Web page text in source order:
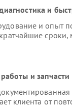
и
и опыт
и запчасти
клиента от